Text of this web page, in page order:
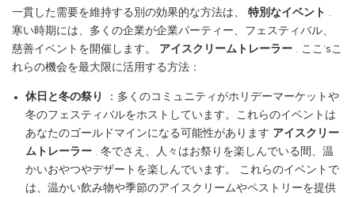
一貫した需要を維持する別の効果的な方法は、 特別なイベント .
寒い時期には、多くの企業が企業パーティー、フェスティバル、
慈善イベントを開催します。 アイスクリームトレーラー . ここ’sこ
れらの機会を最大限に活用する方法：
休日と冬の祭り
：多くのコミュニティがホリデーマーケットや
冬のフェスティバルをホストしています。これらのイベントは
あなたのゴールドマインになる可能性があります アイスクリー
ムトレーラー . 冬でさえ、人々はお祭りを楽しんでいる間、温
かいおやつやデザートを楽しんでいます。 これらのイベントで
は、温かい飲み物や季節のアイスクリームやペストリーを提供